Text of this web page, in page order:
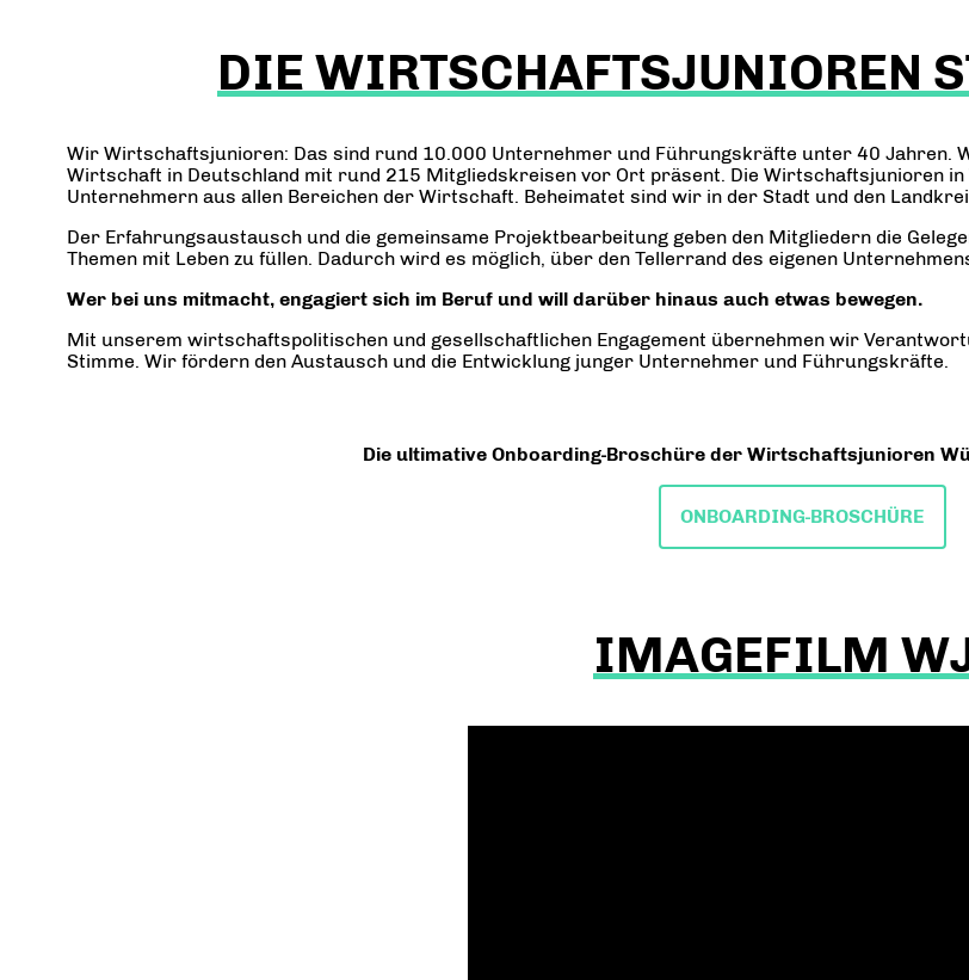
DIE WIRTSCHAFTSJUNIOREN
Wir Wirtschaftsjunioren: Das sind rund 10.000 Unternehmer und Führungskräfte unter 40 Jahren.
Wirtschaft in Deutschland mit rund 215 Mitgliedskreisen vor Ort präsent. Die Wirtschaftsjunioren
Unternehmern aus allen Bereichen der Wirtschaft. Beheimatet sind wir in der Stadt und den
Der Erfahrungsaustausch und die gemeinsame Projektbearbeitung geben den Mitgliedern die
Themen mit Leben zu füllen. Dadurch wird es möglich, über den Tellerrand des eigenen
Wer bei uns mitmacht, engagiert sich im Beruf und will darüber hinaus auch etwas bewegen.
Mit unserem wirtschaftspolitischen und gesellschaftlichen Engagement übernehmen wir
Stimme. Wir fördern den Austausch und die Entwicklung junger Unternehmer und Führungskräfte.
Die ultimative Onboarding-Broschüre der Wirtschaftsjunioren
ONBOARDING-BROSCHÜRE
IMAGEFILM